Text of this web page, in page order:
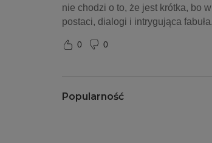
nie chodzi o to, że jest krótka, bo
postaci, dialogi i intrygująca fabuła.
0 0
Popularność